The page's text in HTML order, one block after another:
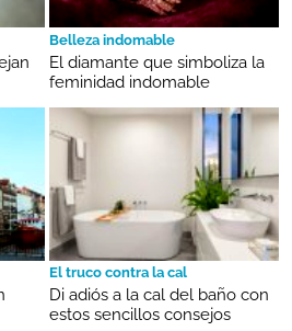
Belleza indomable
El diamante que simboliza la
feminidad indomable
El truco contra la cal
Di adiós a la cal del baño con
estos sencillos consejos